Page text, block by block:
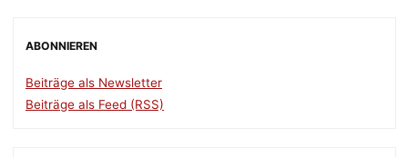
ABONNIEREN
Beiträge als Newsletter
Beiträge als Feed (RSS)